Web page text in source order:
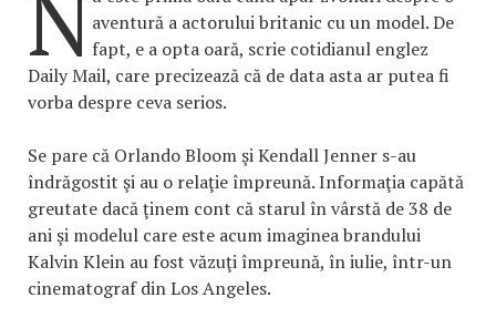
aventură a actorului britanic cu un model. De
fapt, e a opta oară, scrie cotidianul englez
Daily Mail, care precizează că de data asta ar putea fi
vorba despre ceva serios.
Se pare că Orlando Bloom şi Kendall Jenner s-au
îndrăgostit şi au o relaţie împreună. Informaţia capătă
greutate dacă ţinem cont că starul în vârstă de 38 de
ani şi modelul care este acum imaginea brandului
Kalvin Klein au fost văzuţi împreună, în iulie, într-un
cinematograf din Los Angeles.